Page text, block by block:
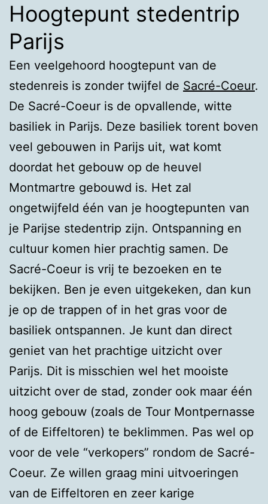
Hoogtepunt stedentrip
Parijs
Een veelgehoord hoogtepunt van de
stedenreis is zonder twijfel de Sacré-Coeur.
De Sacré-Coeur is de opvallende, witte
basiliek in Parijs. Deze basiliek torent boven
veel gebouwen in Parijs uit, wat komt
doordat het gebouw op de heuvel
Montmartre gebouwd is. Het zal
ongetwijfeld één van je hoogtepunten van
je Parijse stedentrip zijn. Ontspanning en
cultuur komen hier prachtig samen. De
Sacré-Coeur is vrij te bezoeken en te
bekijken. Ben je even uitgekeken, dan kun
je op de trappen of in het gras voor de
basiliek ontspannen. Je kunt dan direct
geniet van het prachtige uitzicht over
Parijs. Dit is misschien wel het mooiste
uitzicht over de stad, zonder ook maar één
hoog gebouw (zoals de Tour Montpernasse
of de Eiffeltoren) te beklimmen. Pas wel op
voor de vele “verkopers” rondom de Sacré-
Coeur. Ze willen graag mini uitvoeringen
van de Eiffeltoren en zeer karige